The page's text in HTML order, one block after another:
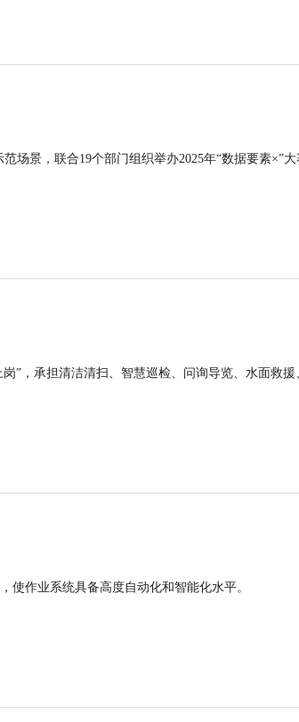
场景，联合19个部门组织举办2025年“数据要素×”大
”，承担清洁清扫、智慧巡检、问询导览、水面救援
使作业系统具备高度自动化和智能化水平。